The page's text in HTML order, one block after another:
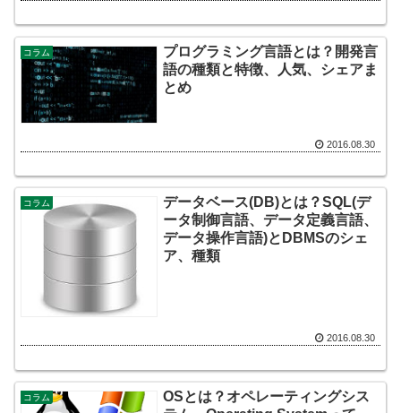
コラム
プログラミング言語とは？開発言
語の種類と特徴、人気、シェアま
とめ
2016.08.30
コラム
データベース(DB)とは？SQL(デ
ータ制御言語、データ定義言語、
データ操作言語)とDBMSのシェ
ア、種類
2016.08.30
コラム
OSとは？オペレーティングシス